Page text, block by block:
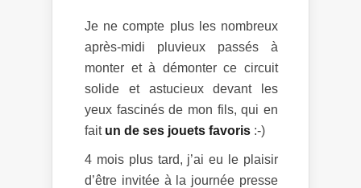
Je ne compte plus les nombreux
après-midi pluvieux passés à
monter et à démonter ce circuit
solide et astucieux devant les
yeux fascinés de mon fils, qui en
fait un de ses jouets favoris :-)
4 mois plus tard, j’ai eu le plaisir
d’être invitée à la journée presse